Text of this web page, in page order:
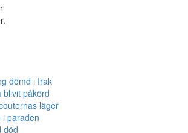
dömd i Irak
blivit påkörd
läger
i paraden
död